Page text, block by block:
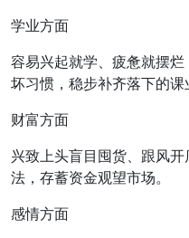
学业方面
容易兴起就学、疲惫就摆
坏习惯，稳步补齐落下的课
财富方面
兴致上头盲目囤货、跟风
法，存蓄资金观望市场。
感情方面